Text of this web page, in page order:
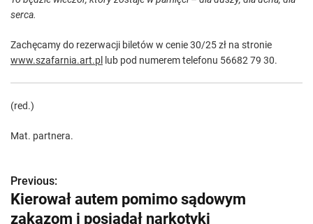
serca.
Zachęcamy do rezerwacji biletów w cenie 30/25 zł na stronie
www.szafarnia.art.pl
lub pod numerem telefonu 56682 79 30.
(red.)
Mat. partnera.
Z
o
Previous:
Kierował autem pomimo sądowym
zakazom i posiadał narkotyki